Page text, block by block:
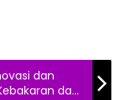
dan
dan